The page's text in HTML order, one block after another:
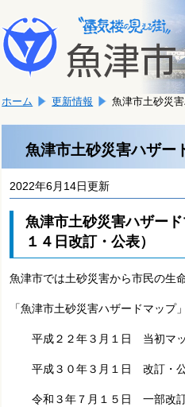
文
へ
移
ま
す。
こ
か
文
ホーム 更新情報 魚津市土砂災
魚津市土砂災害ハザー
2022年6月14日更新
魚津市土砂災害ハザー
１４日改訂・公表）
魚津市では土砂災害から市民の生
「魚津市土砂災害ハザードマップ
平成２２年３月１日 当初マッ
平成３０年３月１日 改訂・
令和３年７月１５日 一部改